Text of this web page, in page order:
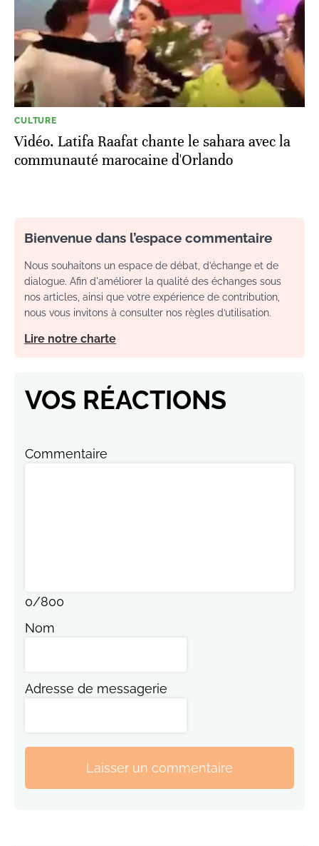
CULTURE
Vidéo. Latifa Raafat chante le sahara avec la
communauté marocaine d'Orlando
Bienvenue dans l’espace commentaire
Nous souhaitons un espace de débat, d’échange et de
dialogue. Afin d'améliorer la qualité des échanges sous
nos articles, ainsi que votre expérience de contribution,
nous vous invitons à consulter nos règles d’utilisation.
Lire notre charte
VOS RÉACTIONS
Commentaire
0/800
Nom
Adresse de messagerie
Laisser un commentaire